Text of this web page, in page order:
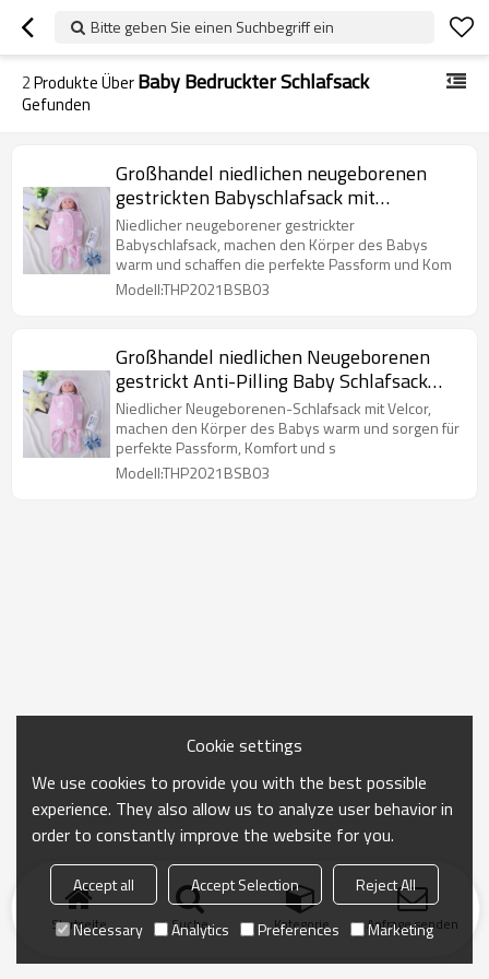
Bitte geben Sie einen Suchbegriff ein
2Produkte ÜberBaby Bedruckter Schlafsack
Gefunden
Großhandel niedlichen neugeborenen
gestrickten Babyschlafsack mit
bedrucktem Herzen vom chinesischen
Lieferanten
Niedlicher neugeborener gestrickter
Babyschlafsack, machen den Körper des Babys
warm und schaffen die perfekte Passform und Kom
Modell:THP2021BSB03
Großhandel niedlichen Neugeborenen
gestrickt Anti-Pilling Baby Schlafsack
Plüsch Wickel mit bedrucktem Herzen
Niedlicher Neugeborenen-Schlafsack mit Velcor,
machen den Körper des Babys warm und sorgen für
perfekte Passform, Komfort und s
Modell:THP2021BSB03
Startseite Suche Kategorie Anfrage senden
Cookie settings
We use cookies to provide you with the best possible
experience. They also allow us to analyze user behavior in
order to constantly improve the website for you.
Accept all Accept Selection
Reject All
Necessary
Analytics Preferences Marketing